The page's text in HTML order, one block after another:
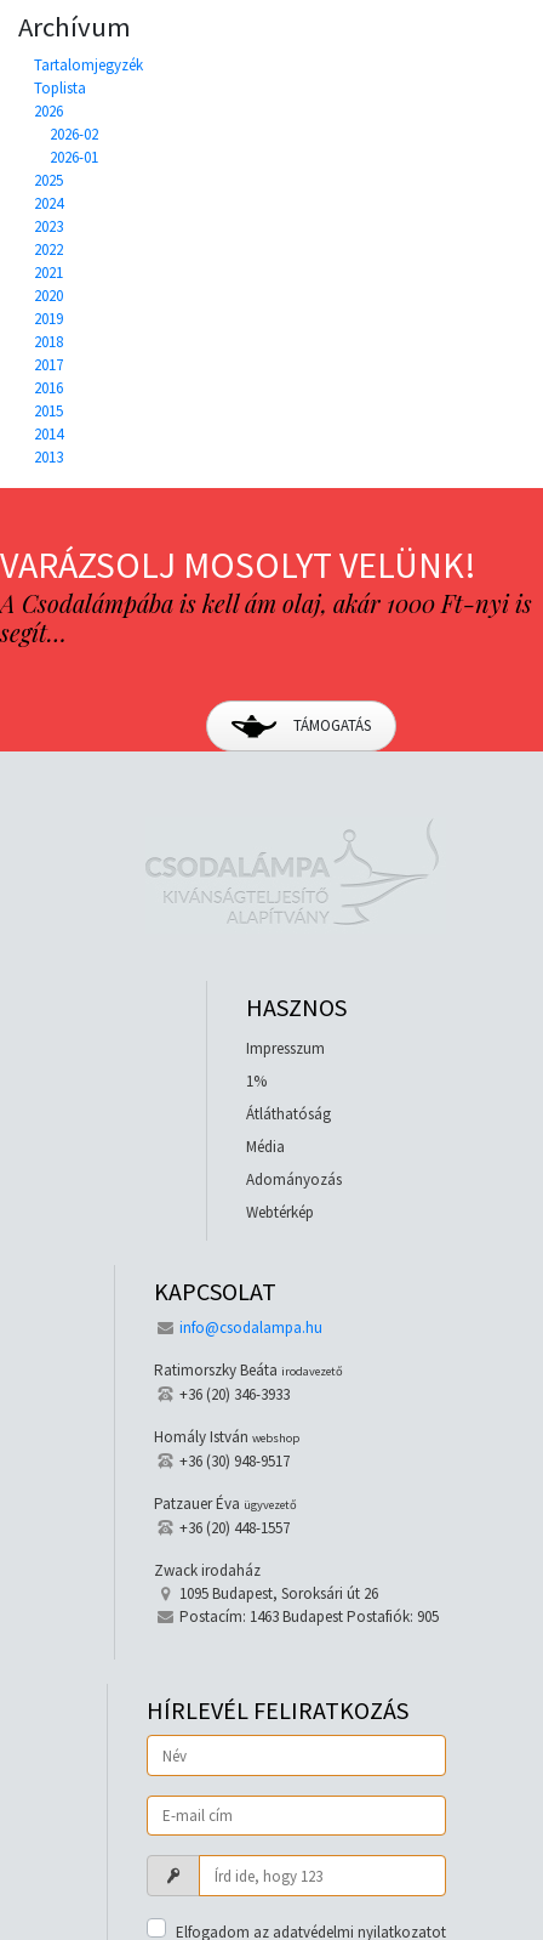
Archívum
Tartalomjegyzék
Toplista
2026
2026-02
2026-01
2025
2024
2023
2022
2021
2020
2019
2018
2017
2016
2015
2014
2013
VARÁZSOLJ MOSOLYT VELÜNK!
A Csodalámpába is kell ám olaj, akár 1000 Ft-nyi is
segít…
TÁMOGATÁS
HASZNOS
Impresszum
1%
Átláthatóság
Média
Adományozás
Webtérkép
KAPCSOLAT
info@csodalampa.hu
Ratimorszky Beáta irodavezető
+36 (20) 346-3933
Homály István webshop
+36 (30) 948-9517
Patzauer Éva ügyvezető
+36 (20) 448-1557
Zwack irodaház
1095 Budapest, Soroksári út 26
Postacím: 1463 Budapest Postafiók: 905
HÍRLEVÉL FELIRATKOZÁS
Elfogadom az adatvédelmi nyilatkozatot